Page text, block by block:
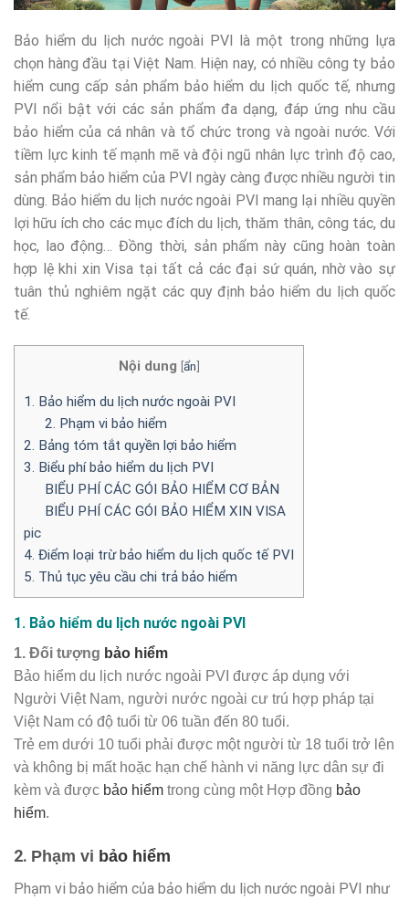
Bảo hiểm du lịch nước ngoài PVI là một trong những lựa
chọn hàng đầu tại Việt Nam. Hiện nay, có nhiều công ty bảo
hiểm cung cấp sản phẩm bảo hiểm du lịch quốc tế, nhưng
PVI nổi bật với các sản phẩm đa dạng, đáp ứng nhu cầu
bảo hiểm của cá nhân và tổ chức trong và ngoài nước. Với
tiềm lực kinh tế mạnh mẽ và đội ngũ nhân lực trình độ cao,
sản phẩm bảo hiểm của PVI ngày càng được nhiều người tin
dùng. Bảo hiểm du lịch nước ngoài PVI mang lại nhiều quyền
lợi hữu ích cho các mục đích du lịch, thăm thân, công tác, du
học, lao động… Đồng thời, sản phẩm này cũng hoàn toàn
hợp lệ khi xin Visa tại tất cả các đại sứ quán, nhờ vào sự
tuân thủ nghiêm ngặt các quy định bảo hiểm du lịch quốc
tế.
Nội dung [ẩn]
1. Bảo hiểm du lịch nước ngoài PVI
2. Phạm vi bảo hiểm
2. Bảng tóm tắt quyền lợi bảo hiểm
3. Biểu phí bảo hiểm du lịch PVI
BIỂU PHÍ CÁC GÓI BẢO HIỂM CƠ BẢN
BIỂU PHÍ CÁC GÓI BẢO HIỂM XIN VISA
pic
4. Điểm loại trừ bảo hiểm du lịch quốc tế PVI
5. Thủ tục yêu cầu chi trả bảo hiểm
1. Bảo hiểm du lịch nước ngoài PVI
1. Đối tượng bảo hiểm
Bảo hiểm du lịch nước ngoài PVI được áp dụng với
Người Việt Nam, người nước ngoài cư trú hợp pháp tại
Việt Nam có độ tuổi từ 06 tuần đến 80 tuổi.
Trẻ em dưới 10 tuổi phải được một người từ 18 tuổi trở lên
và không bị mất hoặc hạn chế hành vi năng lực dân sự đi
kèm và được bảo hiểm trong cùng một Hợp đồng bảo
hiểm.
2. Phạm vi bảo hiểm
Phạm vi bảo hiểm của bảo hiểm du lịch nước ngoài PVI như